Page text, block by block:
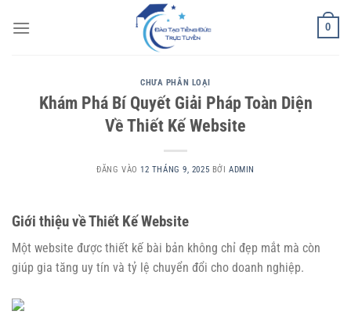
qua
0
CHƯA PHÂN LOẠI
Khám Phá Bí Quyết Giải Pháp Toàn Diện
Về Thiết Kế Website
ĐĂNG VÀO12 THÁNG 9, 2025 BỞI ADMIN
Giới thiệu về Thiết Kế Website
Một website được thiết kế bài bản không chỉ đẹp mắt mà còn
giúp gia tăng uy tín và tỷ lệ chuyển đổi cho doanh nghiệp.